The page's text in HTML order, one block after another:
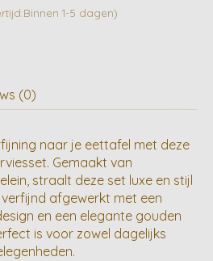
1-5 dagen)
(0)
naar je eettafel met deze
Gemaakt van
straalt deze set luxe en stijl
afgewerkt met een
en een elegante gouden
is voor zowel dagelijks